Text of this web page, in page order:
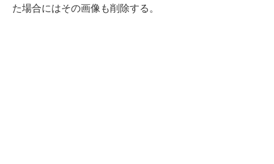
た場合にはその画像も削除する。